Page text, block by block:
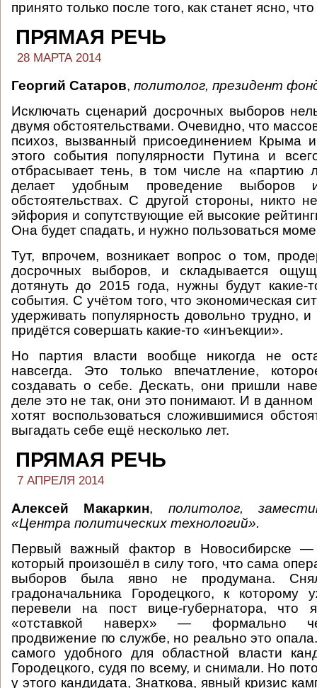
принято только после того, как станет ясно,
ПРЯМАЯ РЕЧЬ
28 МАРТА 2014
Георгий Сатаров, политолог, президент
Исключать сценарий досрочных выборов
двумя обстоятельствами. Очевидно, что
психоз, вызванный присоединением Крыма
этого события популярности Путина и
отбрасывает тень, в том числе на «партию
делает удобным проведение выборов
обстоятельствах. С другой стороны, никто
эйфория и сопутствующие ей высокие
Она будет спадать, и нужно пользоваться
Тут, впрочем, возникает вопрос о том,
досрочных выборов, и складывается
дотянуть до 2015 года, нужны будут какие-
события. С учётом того, что экономическая
удерживать популярность довольно трудно,
придётся совершать какие-то «инъекции».
Но партия власти вообще никогда не
навсегда. Это только впечатление,
создавать о себе. Дескать, они пришли
деле это не так, они это понимают. И в данном
хотят воспользоваться сложившимися
выгадать себе ещё несколько лет.
ПРЯМАЯ РЕЧЬ
7 АПРЕЛЯ 2014
Алексей Макаркин, политолог,
«Центра политических технологий».
Первый важный фактор в Новосибирске —
который произошёл в силу того, что сама
выборов была явно не продумана.
градоначальника Городецкого, к которому
перевели на пост вице-губернатора, что
«отставкой наверх» — формально
продвижение по службе, но реально это
самого удобного для областной власти
Городецкого, судя по всему, и снимали. Но
у этого кандидата, Знаткова, явный кризис